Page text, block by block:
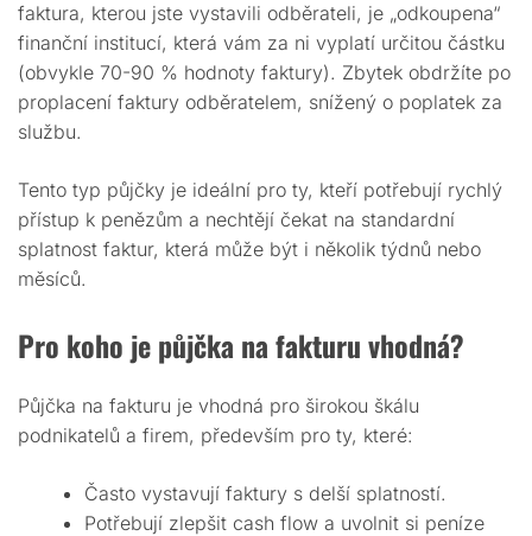
faktura, kterou jste vystavili odběrateli, je „odkoupena“
finanční institucí, která vám za ni vyplatí určitou částku
(obvykle 70-90 % hodnoty faktury). Zbytek obdržíte po
proplacení faktury odběratelem, snížený o poplatek za
službu.
Tento typ půjčky je ideální pro ty, kteří potřebují rychlý
přístup k penězům a nechtějí čekat na standardní
splatnost faktur, která může být i několik týdnů nebo
měsíců.
Pro koho je půjčka na fakturu vhodná?
Půjčka na fakturu je vhodná pro širokou škálu
podnikatelů a firem, především pro ty, které:
Často vystavují faktury s delší splatností.
Potřebují zlepšit cash flow a uvolnit si peníze